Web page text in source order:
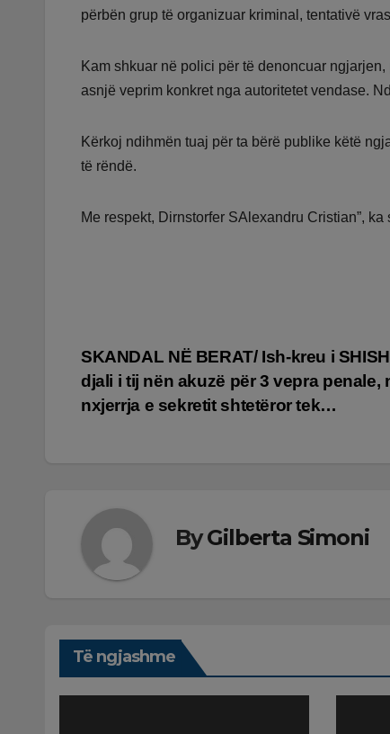
përbën grup të organizuar kriminal, tentativë
Kam shkuar në polici për të denoncuar
asnjë veprim konkret nga autoritetet vendase.
Kërkoj ndihmën tuaj për ta bërë publike këtë
të rëndë.
Me respekt, Dirnstorfer SAlexandru Cristian”,
Lëvizje
te
SKANDAL NË BERAT/ Ish-kreu i
djali i tij nën akuzë për 3 vepra penale,
nxjerrja e sekretit shtetëror tek…
ByGilberta Simoni
Të ngjashme